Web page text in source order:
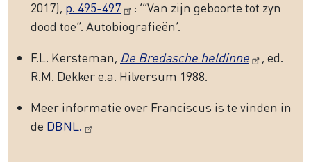
2017), p. 495-497
: ‘“Van zijn geboorte tot zyn
dood toe”. Autobiografieën’.
F.L. Kersteman, De Bredasche heldinne
, ed.
R.M. Dekker e.a. Hilversum 1988.
Meer informatie over Franciscus is te vinden in
de DBNL.